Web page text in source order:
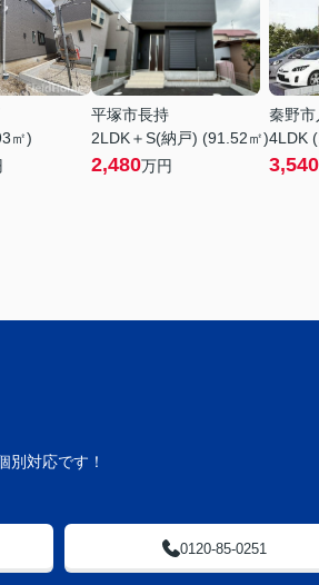
㎡)
平塚市長持
2LDK＋S(納戸) (91.52㎡)
2,480万円
秦野
4LDK
3,540
対応です！
0120-85-0251